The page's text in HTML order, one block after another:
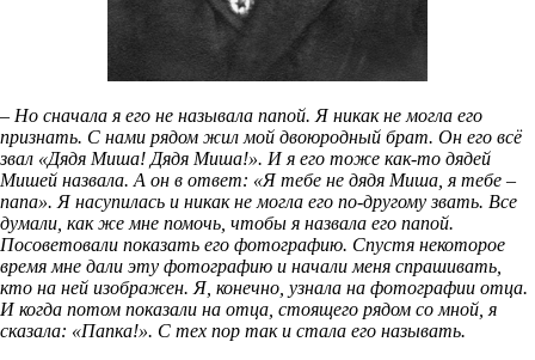
– Но сначала я его не называла папой. Я никак не могла его
признать. С нами рядом жил мой двоюродный брат. Он его всё
звал «Дядя Миша! Дядя Миша!». И я его тоже как-то дядей
Мишей назвала. А он в ответ: «Я тебе не дядя Миша, я тебе –
папа». Я насупилась и никак не могла его по-другому звать. Все
думали, как же мне помочь, чтобы я назвала его папой.
Посоветовали показать его фотографию. Спустя некоторое
время мне дали эту фотографию и начали меня спрашивать,
кто на ней изображен. Я, конечно, узнала на фотографии отца.
И когда потом показали на отца, стоящего рядом со мной, я
сказала: «Папка!». С тех пор так и стала его называть.